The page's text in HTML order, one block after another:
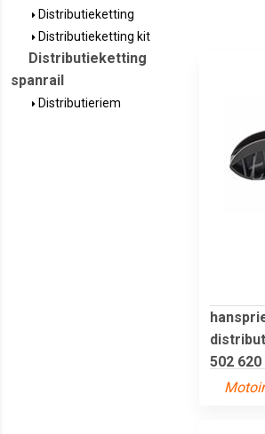
Distributieketting
Distributieketting kit
Distributieketting
spanrail
Distributieriem
502 620